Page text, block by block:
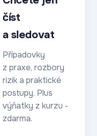
číst
a sledovat
Případovky
z praxe, rozbory
rizik a praktické
postupy. Plus
výňatky z kurzu -
zdarma.